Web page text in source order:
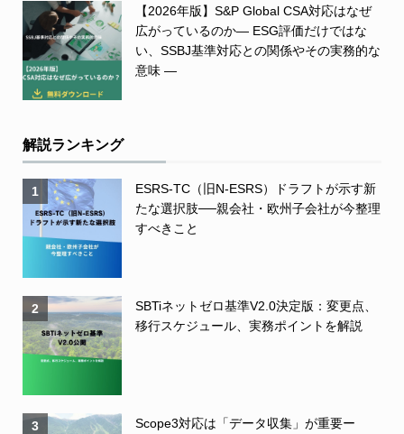
【2026年版】S&P Global CSA対応はなぜ
広がっているのか― ESG評価だけではな
い、SSBJ基準対応との関係やその実務的な
意味 ―
解説ランキング
1
ESRS-TC（旧N-ESRS）ドラフトが示す新
たな選択肢──親会社・欧州子会社が今整理
すべきこと
2
SBTiネットゼロ基準V2.0決定版：変更点、
移行スケジュール、実務ポイントを解説
3
Scope3対応は「データ収集」が重要ー